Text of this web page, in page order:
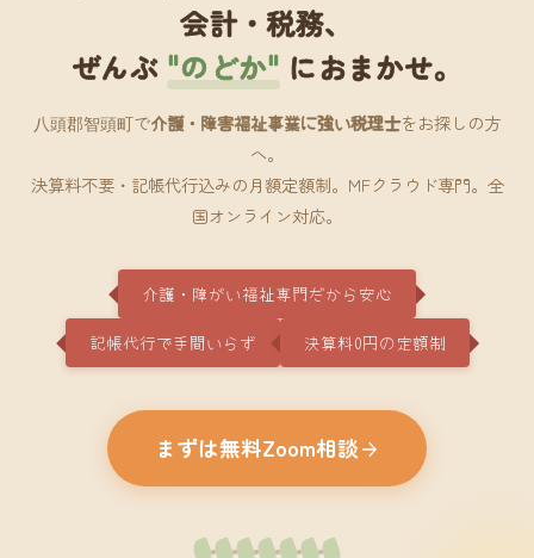
会計・税務、
ぜんぶ "のどか" におまかせ。
八頭郡智頭町で介護・障害福祉事業に強い税理士をお探しの方
へ。
決算料不要・記帳代行込みの月額定額制。MFクラウド専門。全
国オンライン対応。
介護・障がい福祉専門だから安心
記帳代行で手間いらず 決算料0円の定額制
まずは無料Zoom相談